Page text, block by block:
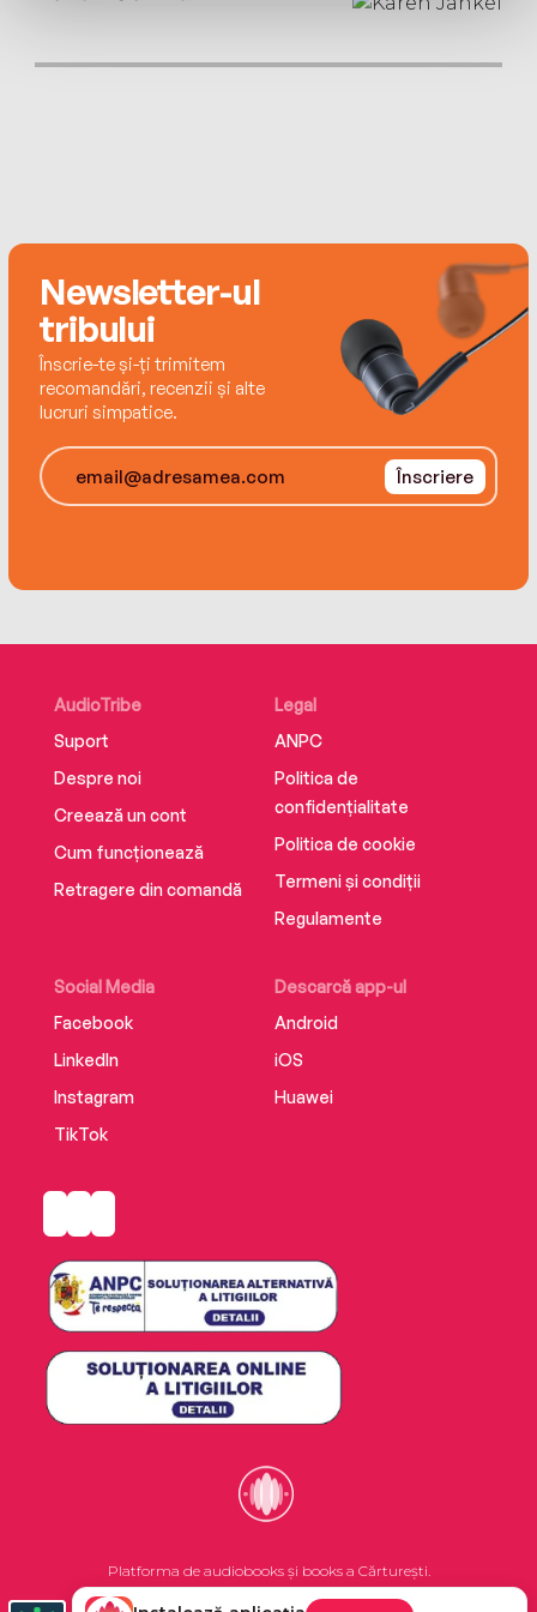
acclaimed autobiography Moab Is My Washpot,
Newsletter-ul
tribului
Înscrie-te și-ți trimitem
recomandări, recenzii și alte
lucruri simpatice.
Înscriere
AudioTribe
Suport
Despre noi
Creează un cont
Cum funcționează
Retragere din comandă
Social Media
Facebook
LinkedIn
Instagram
TikTok
Descarcă app-ul
Android
iOS
Huawei
Legal
ANPC
Politica de
confidențialitate
Politica de cookie
Termeni și condiții
Regulamente
Platforma de audiobooks și books a Cărturești.